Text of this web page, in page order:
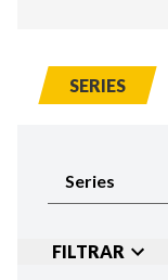
SERIES
FILTRAR